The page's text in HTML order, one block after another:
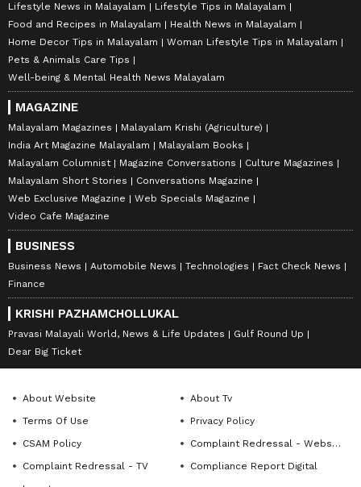
Lifestyle News in Malayalam
Lifestyle Tips in Malayalam
Food and Recipes in Malayalam
Health News in Malayalam
Home Decor Tips in Malayalam
Woman Lifestyle Tips in Malayalam
Pets & Animals Care Tips
Well-being & Mental Health News Malayalam
MAGAZINE
Malayalam Magazines
Malayalam Krishi (Agriculture)
India Art Magazine Malayalam
Malayalam Books
Malayalam Columnist
Magazine Conversations
Culture Magazines
Malayalam Short Stories
Conversations Magazine
Web Exclusive Magazine
Web Specials Magazine
Video Cafe Magazine
BUSINESS
Business News Automobile News Technologies
Fact Check News
Finance
KRISHI PAZHAMCHOLLUKAL
Pravasi Malayali World, News & Life Updates
Gulf Round Up
Dear Big Ticket
About Website
About Tv
Terms Of Use
Privacy Policy
CSAM Policy
Complaint Redressal - Website
Complaint Redressal - TV
Compliance Report Digital